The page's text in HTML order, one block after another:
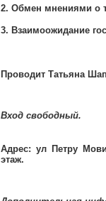
2. Обмен мнениями о
3. Взаимоожидание
Проводит Татьяна
Вход свободный.
Адрес: ул Петру
этаж.